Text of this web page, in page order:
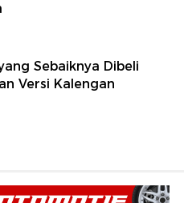
Sebaiknya Dibeli
Versi Kalengan